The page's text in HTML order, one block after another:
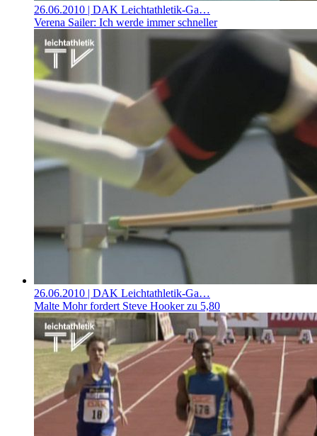
26.06.2010 | DAK Leichtathletik-Ga…
Verena Sailer: Ich werde immer schneller
26.06.2010 | DAK Leichtathletik-Ga…
Malte Mohr fordert Steve Hooker zu 5,80